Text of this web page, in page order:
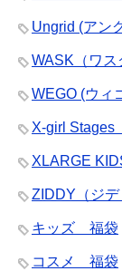
Ungrid (アン
WASK（ワス
WEGO (ウ
X-girl Stages
XLARGE
ZIDDY（ジデ
キッズ 福袋
コスメ 福袋